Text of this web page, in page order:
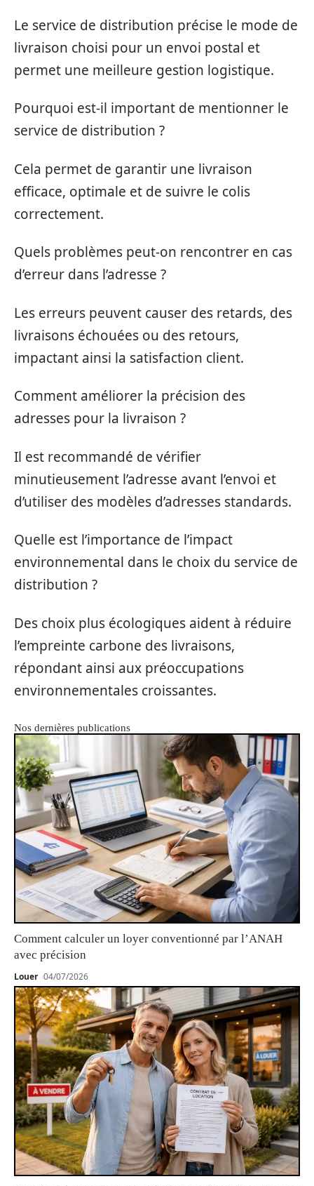
Le service de distribution précise le mode de
livraison choisi pour un envoi postal et
permet une meilleure gestion logistique.
Pourquoi est-il important de mentionner le
service de distribution ?
Cela permet de garantir une livraison
efficace, optimale et de suivre le colis
correctement.
Quels problèmes peut-on rencontrer en cas
d’erreur dans l’adresse ?
Les erreurs peuvent causer des retards, des
livraisons échouées ou des retours,
impactant ainsi la satisfaction client.
Comment améliorer la précision des
adresses pour la livraison ?
Il est recommandé de vérifier
minutieusement l’adresse avant l’envoi et
d’utiliser des modèles d’adresses standards.
Quelle est l’importance de l’impact
environnemental dans le choix du service de
distribution ?
Des choix plus écologiques aident à réduire
l’empreinte carbone des livraisons,
répondant ainsi aux préoccupations
environnementales croissantes.
Nos dernières publications
Comment calculer un loyer conventionné par l’ANAH
avec précision
Louer 04/07/2026